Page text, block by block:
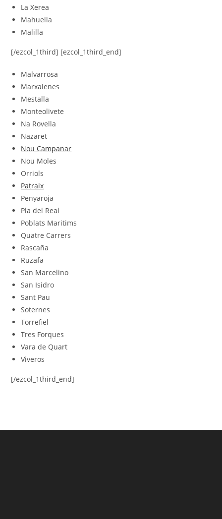
La Xerea
Mahuella
Malilla
[/ezcol_1third] [ezcol_1third_end]
Malvarrosa
Marxalenes
Mestalla
Monteolivete
Na Rovella
Nazaret
Nou Campanar
Nou Moles
Orriols
Patraix
Penyaroja
Pla del Real
Poblats Maritims
Quatre Carrers
Rascaña
Ruzafa
San Marcelino
San Isidro
Sant Pau
Soternes
Torrefiel
Tres Forques
Vara de Quart
Viveros
[/ezcol_1third_end]